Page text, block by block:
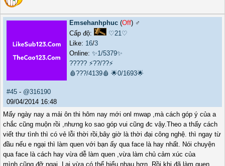
Emsehanhphuc (Off) ♂️
Cấp độ:
♡21♡
Like: 16/3
Online: ✨1/5379✨
????? ⚡??/??⚡
🩸???/4139🩸 🌟0/1693🌟
#45 - @316190
09/04/2014 16:48
Mấy ngày nay a mải ôn thi hôm nay mới onl mwap ,mà cách góp ý của a
chắc cũng muộn rồi ,nhưng ko sao góp vui cũng đc vậy.Theo a thấy cách
viết thư tình thì có vẻ lỗi thời rồi,bây giờ là thời đại công nghệ. thì ngay từ
đầu nếu e ngại thì làm quen với bạn ấy qua face là hay nhất. Nói chuyện
qua face là cách hay vừa dễ làm quen ,vừa làm chủ cảm xúc của
mình,cũng đỡ ngại. Lại vừa có thể hiểu nhau hơn. Rồi khi đã làm quen